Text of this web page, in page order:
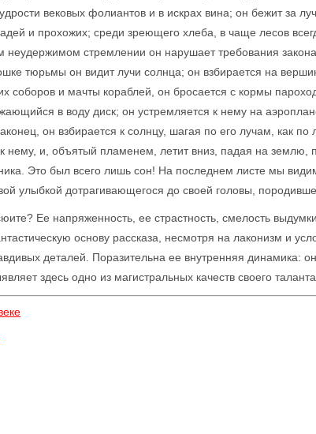
вековых фолиантов и в искрах вина; он бежит за
и прохожих; среди зреющего хлеба, в чаще лесов
неудержимом стремлении он нарушает требования
тюрьмы он видит лучи солнца; он взбирается на
соборов и мачты кораблей, он бросается с кормы
в воду диск; он устремляется к нему на
он взбирается к солнцу, шагая по его лучам, как по
нему, и, объятый пламенем, летит вниз, падая на землю,
Это был всего лишь сон! На последнем листе мы
улыбкой дотрагивающегося до своей головы,
Ее напряженность, ее страстность, смелость
основу рассказа, несмотря на лаконизм и
деталей. Поразительна ее внутренняя динамика:
здесь одно из магистральных качеств своего